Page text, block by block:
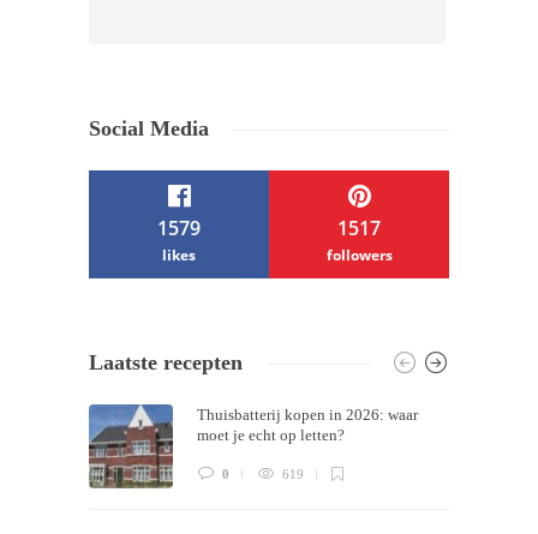
Social Media
1579
likes
1517
followers
Themes bySilicon Themes . Join us right
now!
Laatste recepten
Thuisbatterij kopen in 2026: waar
moet je echt op letten?
0 619